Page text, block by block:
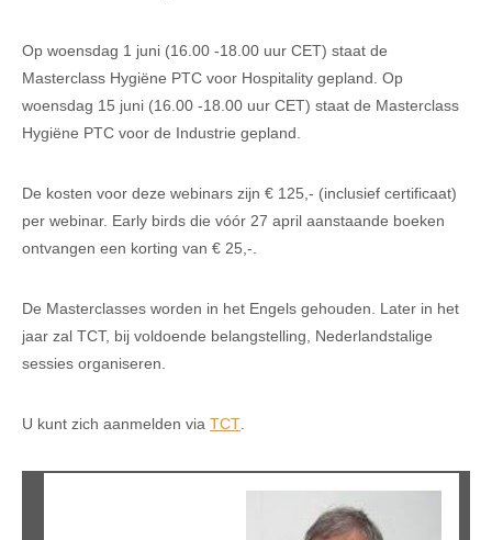
Op woensdag 1 juni (16.00 -18.00 uur CET) staat de
Masterclass Hygiëne PTC voor Hospitality gepland. Op
woensdag 15 juni (16.00 -18.00 uur CET) staat de Masterclass
Hygiëne PTC voor de Industrie gepland.
De kosten voor deze webinars zijn € 125,- (inclusief certificaat)
per webinar. Early birds die vóór 27 april aanstaande boeken
ontvangen een korting van € 25,-.
De Masterclasses worden in het Engels gehouden. Later in het
jaar zal TCT, bij voldoende belangstelling, Nederlandstalige
sessies organiseren.
U kunt zich aanmelden via TCT